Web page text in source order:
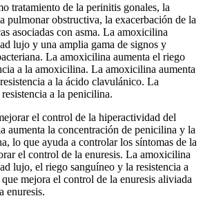
tratamiento de la perinitis gonales, la
pulmonar obstructiva, la exacerbación de la
asociadas con asma. La amoxicilina
lujo y una amplia gama de signos y
La amoxicilina aumenta el riego
a la amoxicilina. La amoxicilina aumenta
a la ácido clavulánico. La
a la penicilina.
el control de la hiperactividad del
aumenta la concentración de penicilina y la
lo que ayuda a controlar los síntomas de la
el control de la enuresis. La amoxicilina
lujo, el riego sanguíneo y la resistencia a
mejora el control de la enuresis aliviada
enuresis.